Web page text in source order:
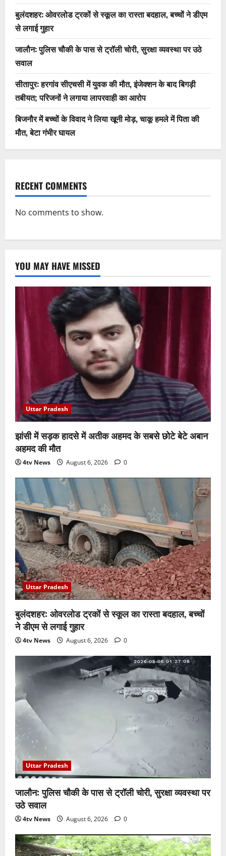
बुलंदशहर: ओवरलोड ट्रकों से स्कूल का रास्ता बदहाल, बच्चों ने डीएम
से लगाई गुहार
जालौन: पुलिस चौकी के पास से ट्रॉली चोरी, सुरक्षा व्यवस्था पर उठे
सवाल
सीतापुर: हरगांव सीएचसी में युवक की मौत, इंजेक्शन के बाद बिगड़ी
तबीयत; परिजनों ने लगाया लापरवाही का आरोप
बिजनौर में बच्चों के विवाद ने लिया खूनी मोड़, चाकू हमले में पिता की
मौत, बेटा गंभीर घायल
RECENT COMMENTS
No comments to show.
YOU MAY HAVE MISSED
Uttar Pradesh
झांसी में सड़क हादसे में अतीक अहमद के सबसे छोटे बेटे अबान
अहमद की मौत
4tv News August 6, 2026 0
Uttar Pradesh
बुलंदशहर: ओवरलोड ट्रकों से स्कूल का रास्ता बदहाल, बच्चों
ने डीएम से लगाई गुहार
4tv News August 6, 2026 0
Uttar Pradesh
जालौन: पुलिस चौकी के पास से ट्रॉली चोरी, सुरक्षा व्यवस्था पर
उठे सवाल
4tv News August 6, 2026 0